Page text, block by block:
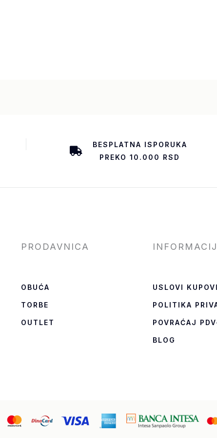
BESPLATNA ISPORUKA
PREKO 10.000 RSD
PRODAVNICA
OBUĆA
TORBE
OUTLET
USLOVI
POLITIKA
POVRAĆAJ
BLOG